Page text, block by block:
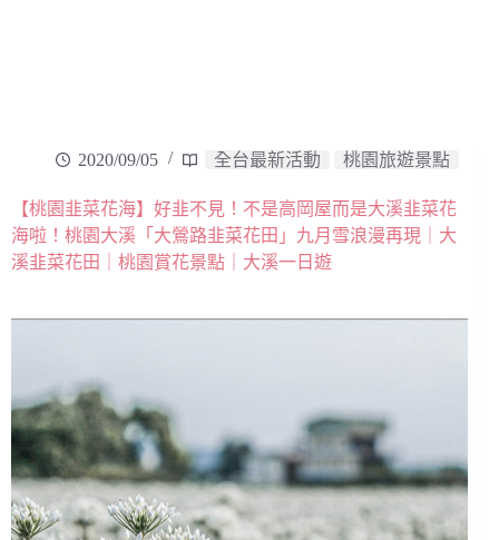
2020/09/05 全台最新活動 桃園旅遊景點
【桃園韭菜花海】好韭不見！不是高岡屋而是大溪韭菜花
海啦！桃園大溪「大鶯路韭菜花田」九月雪浪漫再現｜大
溪韭菜花田｜桃園賞花景點｜大溪一日遊